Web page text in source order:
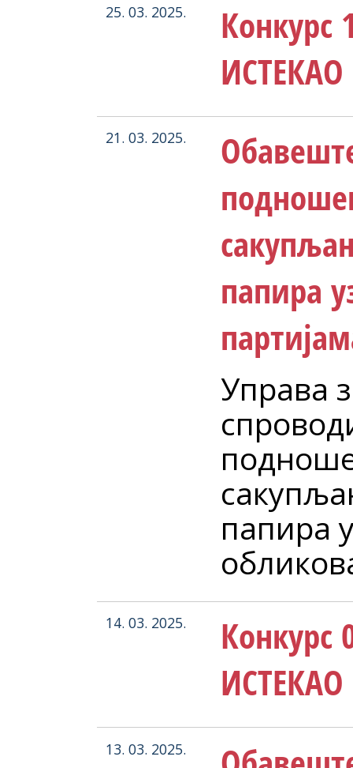
25. 03. 2025.
Конкурс
21. 03. 2025.
папира
Управа
папира
14. 03. 2025.
Конкурс
13. 03. 2025.